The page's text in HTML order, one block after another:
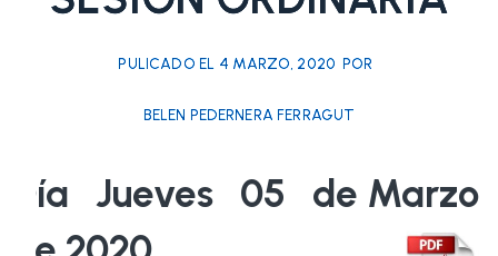
PULICADO EL 4 MARZO, 2020 POR
BELEN PEDERNERA FERRAGUT
Día Jueves 05 de Marzo